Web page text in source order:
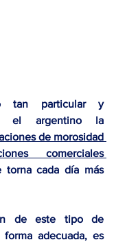
tan particular y
de morosidad
comerciales
torna cada día más
de este tipo de
adecuada, es